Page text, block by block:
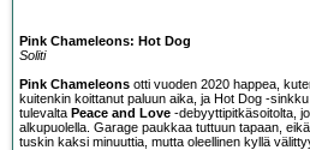
Pink Chameleons: Hot Dog
Soliti
Pink Chameleons otti vuoden 2020 happea,
kuitenkin koittanut paluun aika, ja Hot Dog -
tulevalta Peace and Love -debyyttipitkäsoitolta,
alkupuolella. Garage paukkaa tuttuun tapaan,
tuskin kaksi minuuttia, mutta oleellinen kyllä